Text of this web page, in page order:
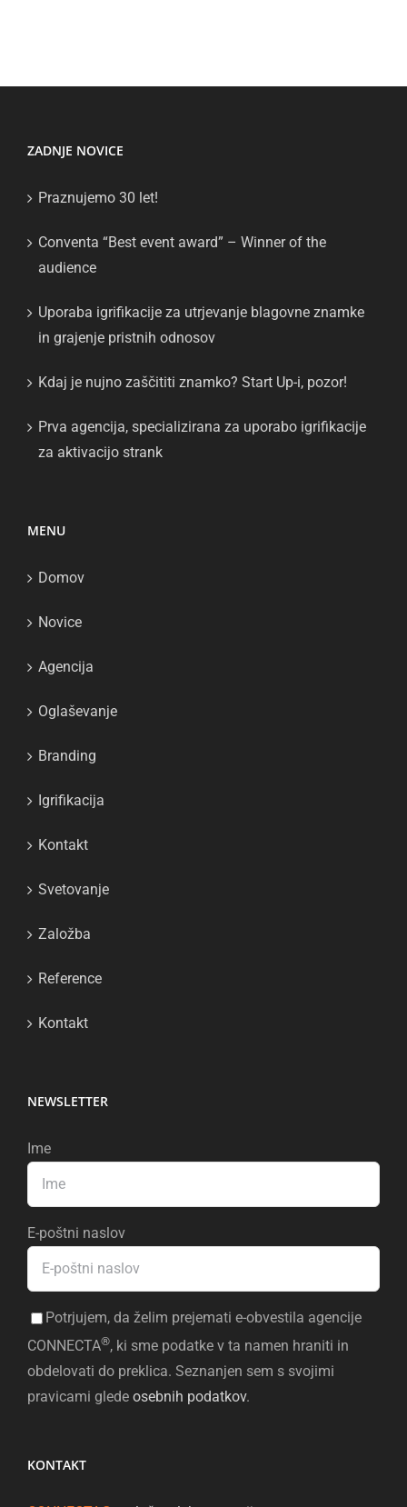
ZADNJE NOVICE
Praznujemo 30 let!
Conventa “Best event award” – Winner of the
audience
Uporaba igrifikacije za utrjevanje blagovne znamke
in grajenje pristnih odnosov
Kdaj je nujno zaščititi znamko? Start Up-i, pozor!
Prva agencija, specializirana za uporabo igrifikacije
za aktivacijo strank
MENU
Domov
Novice
Agencija
Oglaševanje
Branding
Igrifikacija
Kontakt
Svetovanje
Založba
Reference
Kontakt
NEWSLETTER
Ime
E-poštni naslov
Potrjujem, da želim prejemati e-obvestila agencije
CONNECTA®, ki sme podatke v ta namen hraniti in
obdelovati do preklica. Seznanjen sem s svojimi
pravicami glede osebnih podatkov.
KONTAKT